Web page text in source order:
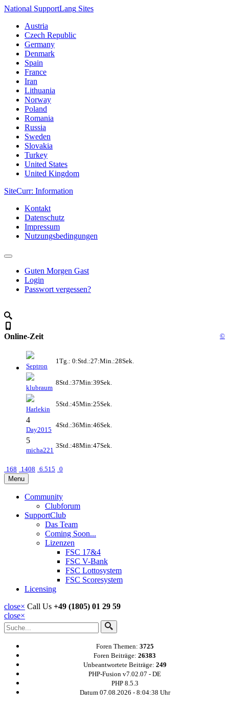
National SupportLang Sites
Austria
Czech Republic
Germany
Denmark
Spain
France
Iran
Lithuania
Norway
Poland
Romania
Russia
Sweden
Slovakia
Turkey
United States
United Kingdom
SiteCurr: Information
Kontakt
Datenschutz
Impressum
Nutzungsbedingungen
Guten Morgen Gast
Login
Passwort vergessen?
Online-Zeit ©
Septron
1Tg.: 0:Std.:27:Min.:28Sek.
klubraum
8Std.:37Min:39Sek.
Harlekin
5Std.:45Min:25Sek.
4
Day2015
4Std.:36Min:46Sek.
5
micha221
3Std.:48Min:47Sek.
168 1408 6.515 0
Menu
Community
Clubforum
SupportClub
Das Team
Coming Soon...
Lizenzen
FSC 17&4
FSC V-Bank
FSC Lottosystem
FSC Scoresystem
Licensing
close× Call Us +49 (1805) 01 29 59
close×
Foren Themen: 3725
Foren Beiträge: 26383
Unbeantwortete Beiträge: 249
PHP-Fusion v7.02.07 - DE
PHP 8.5.3
Datum 07.08.2026 - 8:04:38 Uhr